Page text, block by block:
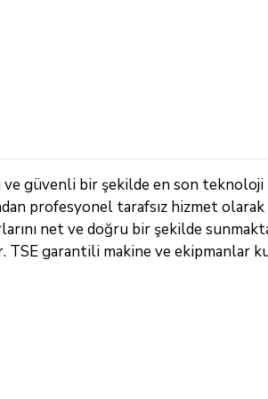
güvenli bir şekilde en son teknoloji
profesyonel tarafsız hizmet
net ve doğru bir şekilde
garantili makine ve ekipmanlar